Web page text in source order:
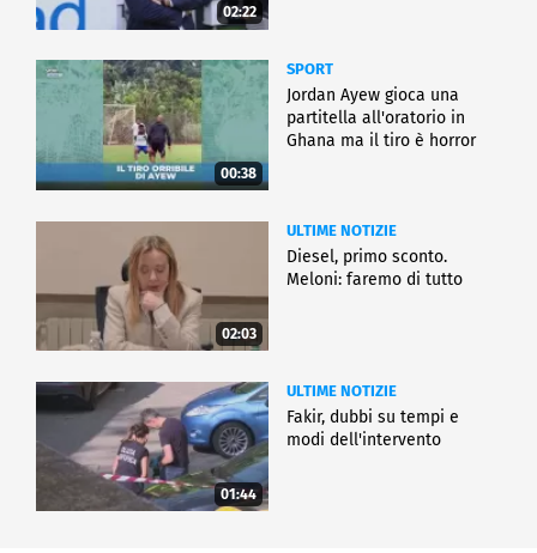
02:22
00:38
SPORT
Jordan Ayew gioca una
partitella all'oratorio in
Ghana ma il tiro è horror
02:03
ULTIME NOTIZIE
Diesel, primo sconto.
Meloni: faremo di tutto
01:44
ULTIME NOTIZIE
Fakir, dubbi su tempi e
modi dell'intervento